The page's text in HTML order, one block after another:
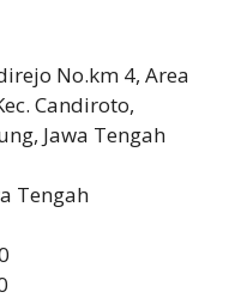
No.km 4, Area
Candiroto,
Jawa Tengah
Tengah